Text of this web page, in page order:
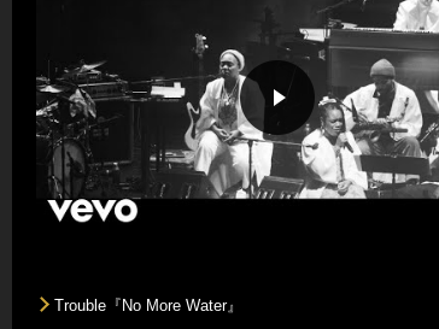
Trouble『No More Water』